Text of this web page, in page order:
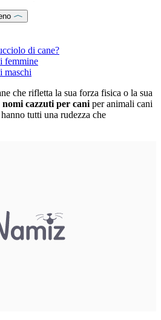
di cane?
femmine
maschi
che rifletta la sua forza fisica o la sua
nomi cazzuti per cani per animali cani
tutti una rudezza che